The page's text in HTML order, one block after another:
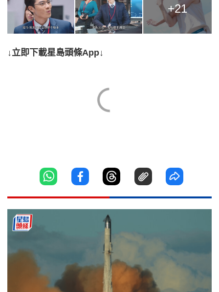
+21
↓立即下載星島頭條App↓